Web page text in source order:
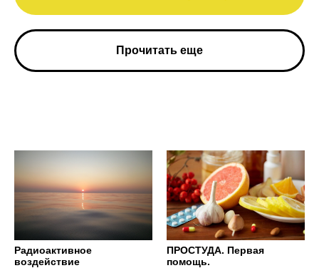
Прочитать еще
Радиоактивное
воздействие
ПРОСТУДА. Первая
помощь.